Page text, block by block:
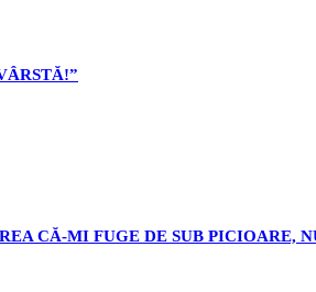
CĂ-MI FUGE DE SUB PICIOARE,